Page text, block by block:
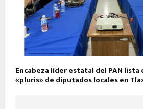
Encabeza líder estatal del PAN
«pluris» de diputados locales en